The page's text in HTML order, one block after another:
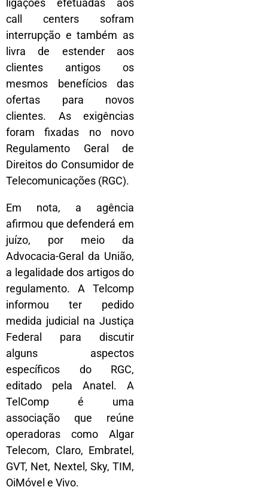
call centers sofram
interrupção e também as
livra de estender aos
clientes antigos os
mesmos benefícios das
ofertas para novos
clientes. As exigências
foram fixadas no novo
Regulamento Geral de
Direitos do Consumidor de
Telecomunicações (RGC).
Em nota, a agência
afirmou que defenderá em
juízo, por meio da
Advocacia-Geral da União,
a legalidade dos artigos do
regulamento. A Telcomp
informou ter pedido
medida judicial na Justiça
Federal para discutir
alguns aspectos
específicos do RGC,
editado pela Anatel. A
TelComp é uma
associação que reúne
operadoras como Algar
Telecom, Claro, Embratel,
GVT, Net, Nextel, Sky, TIM,
OiMóvel e Vivo.